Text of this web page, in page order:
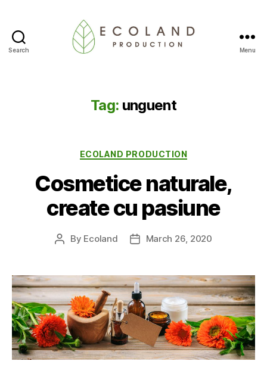
Search
Blog
Menu
Tag: unguent
Categories
ECOLAND PRODUCTION
Cosmetice naturale,
create cu pasiune
Post
By Ecoland
PostMarch 26, 2020